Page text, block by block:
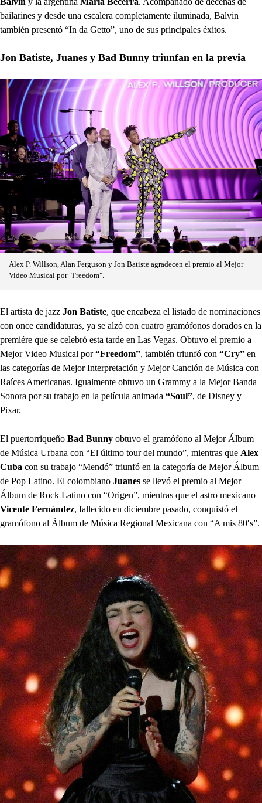
bailarines y desde una escalera completamente iluminada, Balvin
también presentó “In da Getto”, uno de sus principales éxitos.
Jon Batiste, Juanes y Bad Bunny triunfan en la previa
Alex P. Willson, Alan Ferguson y Jon Batiste agradecen el premio al Mejor
Video Musical por "Freedom".
El artista de jazz Jon Batiste, que encabeza el listado de nominaciones
con once candidaturas, ya se alzó con cuatro gramófonos dorados en la
premiére que se celebró esta tarde en Las Vegas. Obtuvo el premio a
Mejor Video Musical por“Freedom”, también triunfó con “Cry” en
las categorías de Mejor Interpretación y Mejor Canción de Música con
Raíces Americanas. Igualmente obtuvo un Grammy a la Mejor Banda
Sonora por su trabajo en la película animada “Soul”, de Disney y
Pixar.
El puertorriqueño Bad Bunny obtuvo el gramófono al Mejor Álbum
de Música Urbana con “El último tour del mundo”, mientras que Alex
Cuba con su trabajo “Mendó” triunfó en la categoría de Mejor Álbum
de Pop Latino. El colombiano Juanes se llevó el premio al Mejor
Álbum de Rock Latino con “Origen”, mientras que el astro mexicano
Vicente Fernández, fallecido en diciembre pasado, conquistó el
gramófono al Álbum de Música Regional Mexicana con “A mis 80′s”.